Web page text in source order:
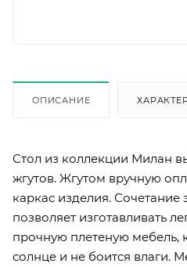
ОПИСАНИЕ
Стол из коллекции Милан
жгутов. Жгутом вручную
каркас изделия. Сочетание
позволяет изготавливать
прочную плетеную мебель,
солнце и не боится влаги.